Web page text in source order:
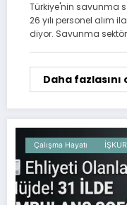
Başladı
Türkiye'nin savunma
26 yılı personel alım
diyor. Savunma
Daha fazlasını
Çalışma Hayatı